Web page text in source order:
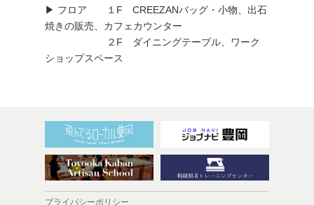
▶ フロア １F CREEZANバッグ・小物、出石
焼きの販売、カフェカウンター
２F ダイニングテーブル、ワーク
ショップスペース
プライバシーポリシー